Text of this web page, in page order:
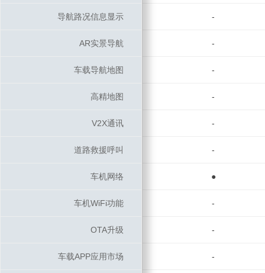
导航路况信息显示 -
AR实景导航 -
车载导航地图 -
高精地图 -
V2X通讯 -
道路救援呼叫 -
车机网络 ●
车机WiFi功能 -
OTA升级 -
车载APP应用市场 -
导航路况信息显示
AR实景导航
车载导航地图
高精地图
V2X通讯
道路救援呼叫
车机网络
车机WiFi功能
OTA升级
车载APP应用市场